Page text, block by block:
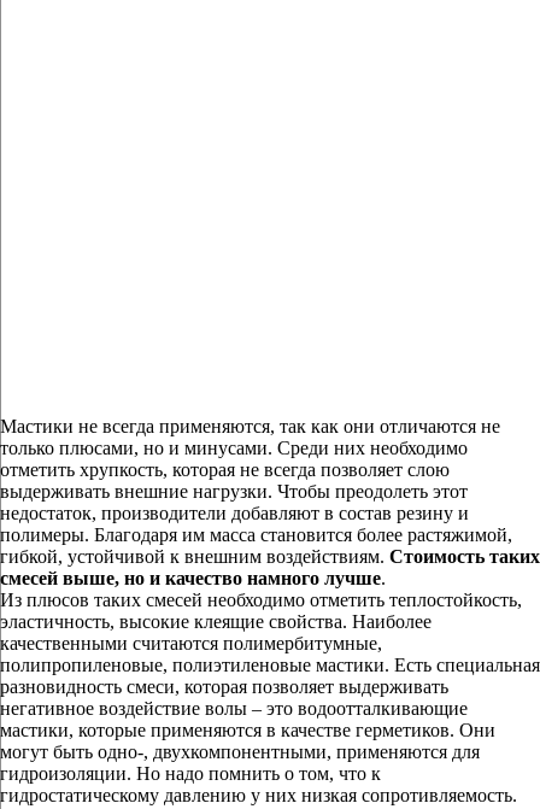
Мастики не всегда применяются, так как они отличаются не
только плюсами, но и минусами. Среди них необходимо
отметить хрупкость, которая не всегда позволяет слою
выдерживать внешние нагрузки. Чтобы преодолеть этот
недостаток, производители добавляют в состав резину и
полимеры. Благодаря им масса становится более растяжимой,
гибкой, устойчивой к внешним воздействиям. Стоимость таких
смесей выше, но и качество намного лучше.
Из плюсов таких смесей необходимо отметить теплостойкость,
эластичность, высокие клеящие свойства. Наиболее
качественными считаются полимербитумные,
полипропиленовые, полиэтиленовые мастики. Есть специальная
разновидность смеси, которая позволяет выдерживать
негативное воздействие волы – это водоотталкивающие
мастики, которые применяются в качестве герметиков. Они
могут быть одно-, двухкомпонентными, применяются для
гидроизоляции. Но надо помнить о том, что к
гидростатическому давлению у них низкая сопротивляемость.